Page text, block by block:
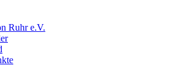
Ruhr e.V.